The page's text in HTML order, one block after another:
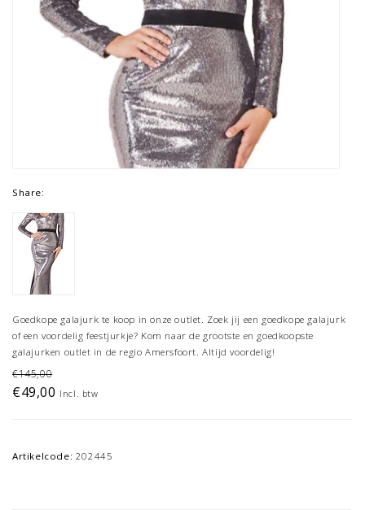
Share:
Goedkope galajurk te koop in onze outlet. Zoek jij een goedkope galajurk
of een voordelig feestjurkje? Kom naar de grootste en goedkoopste
galajurken outlet in de regio Amersfoort. Altijd voordelig!
€145,00
€49,00 Incl. btw
Artikelcode: 202445